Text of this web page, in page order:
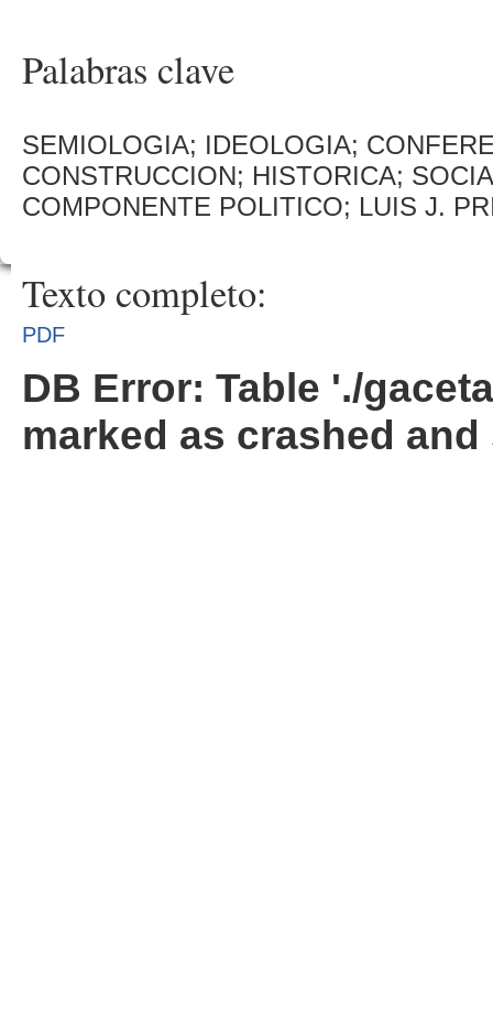
Palabras clave
SEMIOLOGIA; IDEOLOGIA;
CONSTRUCCION; HISTORICA;
COMPONENTE POLITICO; LUIS J.
Texto completo:
PDF
DB Error: Table './
marked as crashed